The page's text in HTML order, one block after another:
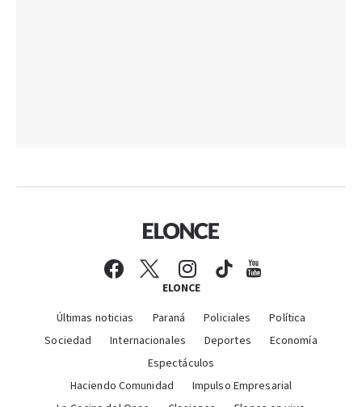
ELONCE
Últimas noticias Paraná Policiales
Política
Sociedad
Internacionales Deportes
Economía
Espectáculos
Haciendo Comunidad
Impulso Empresarial